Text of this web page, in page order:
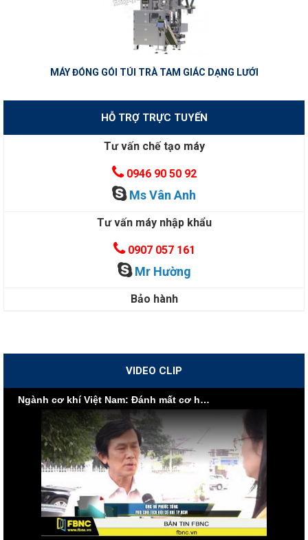
MÁY ĐÓNG GÓI TÚI TRÀ TAM GIÁC DẠNG LƯỚI
HỖ TRỢ TRỰC TUYẾN
Tư vấn chế tạo máy
0946 90 50 92
Ms Vân Anh
Tư vấn máy nhập khẩu
0907 057 161
Mr Hường
Bảo hành
VIDEO CLIP
Ngành cơ khí Việt Nam: Đánh mất cơ hội vì nội lực yếu